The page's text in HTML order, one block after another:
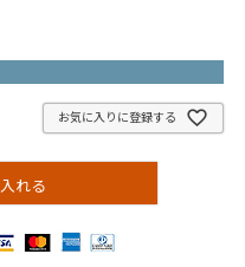
お気に入りに登録する
れる